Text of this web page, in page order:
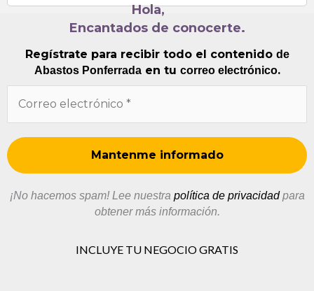
Hola,
Encantados de conocerte.
Regístrate para recibir todo el contenido de
Abastos Ponferradaen tu correo electrónico.
¡No hacemos spam! Lee nuestra política de privacidadpara
obtener más información.
INCLUYE TU NEGOCIO GRATIS